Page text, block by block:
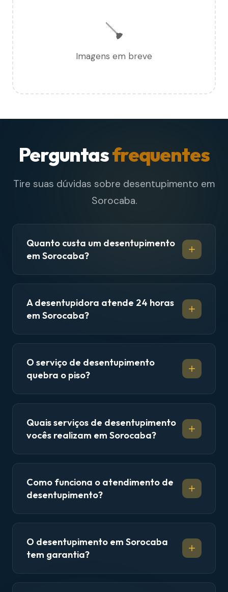
🪠
Imagens em breve
Perguntasfrequentes
Tire suas dúvidas sobre desentupimento em
Sorocaba.
Quanto custa um desentupimento
em Sorocaba?
A desentupidora atende 24 horas
em Sorocaba?
O serviço de desentupimento
quebra o piso?
Quais serviços de desentupimento
vocês realizam em Sorocaba?
Como funciona o atendimento de
desentupimento?
O desentupimento em Sorocaba
tem garantia?